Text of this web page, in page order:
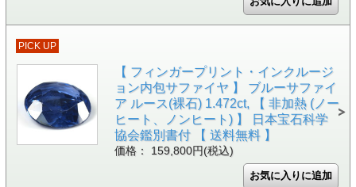
PICK UP
【 フィンガープリント・インクルージ
ョン内包サファイヤ 】 ブルーサファイ
ア ルース(裸石) 1.472ct, 【 非加熱 (ノー
ヒート、ノンヒート) 】 日本宝石科学
協会鑑別書付 【 送料無料 】
価格： 159,800円(税込)